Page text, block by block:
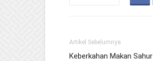
Artikel Sebelumnya
Keberkahan Makan Sahur